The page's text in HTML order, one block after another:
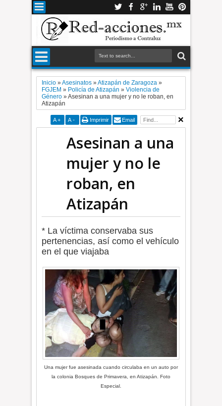
Inicio »Asesinatos »Atizapán de Zaragoza »
FGJEM » Policía de Atizapán »Violencia de
Género »Asesinan a una mujer y no le roban, en
Atizapán
A + A - Imprimir Email
Asesinan a una
mujer y no le
roban, en
Atizapán
* La víctima conservaba sus
pertenencias, así como el vehículo
en el que viajaba
Una mujer fue asesinada cuando circulaba en un auto por
la colonia Bosques de Primavera, en Atizapán. Foto
Especial.